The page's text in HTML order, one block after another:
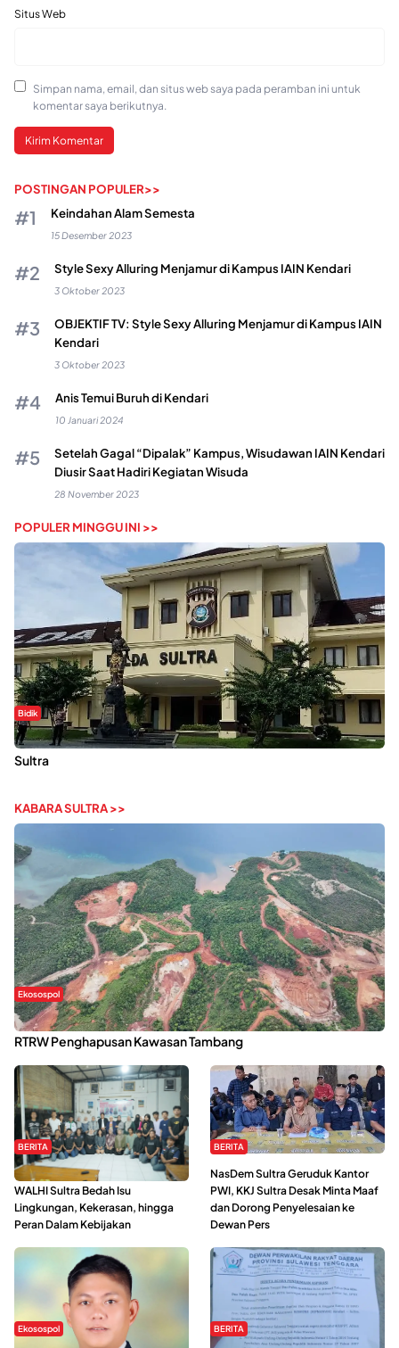
Situs Web
Simpan nama, email, dan situs web saya pada peramban ini untuk
komentar saya berikutnya.
POSTINGAN POPULER>>
Keindahan Alam Semesta
15 Desember 2023
Style Sexy Alluring Menjamur di Kampus IAIN Kendari
3 Oktober 2023
OBJEKTIF TV: Style Sexy Alluring Menjamur di Kampus IAIN
Kendari
3 Oktober 2023
Anis Temui Buruh di Kendari
10 Januari 2024
Setelah Gagal “Dipalak” Kampus, Wisudawan IAIN Kendari
Diusir Saat Hadiri Kegiatan Wisuda
28 November 2023
POPULER MINGGU INI >>
Bidik
Dugaan Kekerasan Seksual di UIN Kendari Dilaporkan ke Polda
Sultra
KABARA SULTRA >>
Ekosospol
Kabaena Menanti Kepastian Pemulihan Lingkungan Usai Revisi
RTRW Penghapusan Kawasan Tambang
BERITA
Refleksi Gerakan Perempuan,
WALHI Sultra Bedah Isu
Lingkungan, Kekerasan, hingga
Peran Dalam Kebijakan
BERITA
NasDem Sultra Geruduk Kantor
PWI, KKJ Sultra Desak Minta Maaf
dan Dorong Penyelesaian ke
Dewan Pers
Ekosospol BERITA